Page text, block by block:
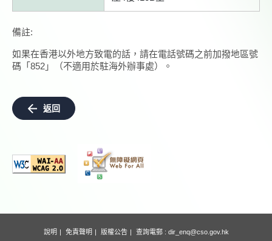
備註:
如果在香港以外地方致電的話，請在電話號碼之前加撥地區號
碼「852」（不適用於駐海外辦事處）。
返回
說明 免責聲明 版權公告 查詢電郵 : dir_enq@cso.gov.hk